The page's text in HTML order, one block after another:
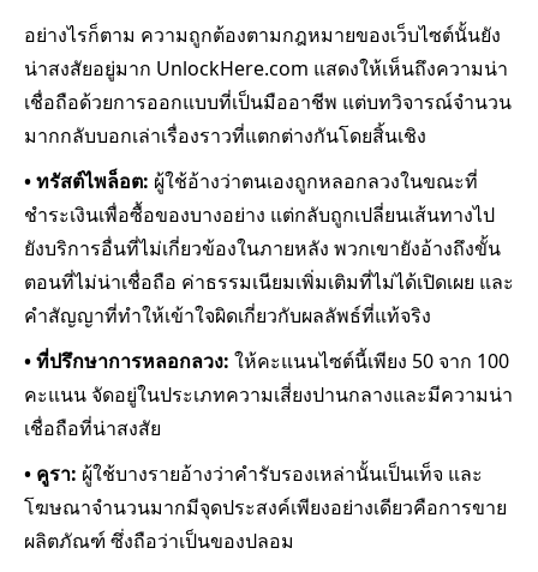
อย่างไรก็ตาม ความถูกต้องตามกฎหมายของเว็บไซต์นั้นยัง
น่าสงสัยอยู่มาก UnlockHere.com แสดงให้เห็นถึงความน่า
เชื่อถือด้วยการออกแบบที่เป็นมืออาชีพ แต่บทวิจารณ์จำนวน
มากกลับบอกเล่าเรื่องราวที่แตกต่างกันโดยสิ้นเชิง
• ทรัสต์ไพล็อต: ผู้ใช้อ้างว่าตนเองถูกหลอกลวงในขณะที่
ชำระเงินเพื่อซื้อของบางอย่าง แต่กลับถูกเปลี่ยนเส้นทางไป
ยังบริการอื่นที่ไม่เกี่ยวข้องในภายหลัง พวกเขายังอ้างถึงขั้น
ตอนที่ไม่น่าเชื่อถือ ค่าธรรมเนียมเพิ่มเติมที่ไม่ได้เปิดเผย และ
คำสัญญาที่ทำให้เข้าใจผิดเกี่ยวกับผลลัพธ์ที่แท้จริง
• ที่ปรึกษาการหลอกลวง: ให้คะแนนไซต์นี้เพียง 50 จาก 100
คะแนน จัดอยู่ในประเภทความเสี่ยงปานกลางและมีความน่า
เชื่อถือที่น่าสงสัย
• คูรา: ผู้ใช้บางรายอ้างว่าคำรับรองเหล่านั้นเป็นเท็จ และ
โฆษณาจำนวนมากมีจุดประสงค์เพียงอย่างเดียวคือการขาย
ผลิตภัณฑ์ ซึ่งถือว่าเป็นของปลอม